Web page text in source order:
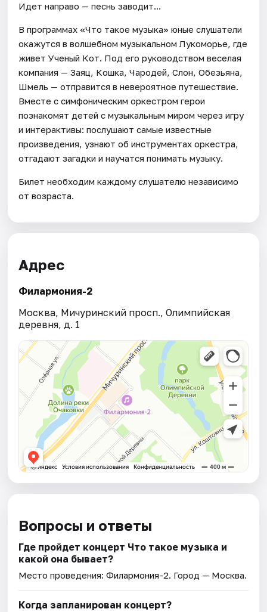
Идет направо — песнь заводит...
В программах «Что такое музыка» юные слушатели
окажутся в волшебном музыкальном Лукоморье, где
живет Ученый Кот. Под его руководством веселая
компания — Заяц, Кошка, Чародей, Слон, Обезьяна,
Шмель — отправится в невероятное путешествие.
Вместе с симфоническим оркестром герои
познакомят детей с музыкальным миром через игру
и интерактивы: послушают самые известные
произведения, узнают об инструментах оркестра,
отгадают загадки и научатся понимать музыку.
Билет необходим каждому слушателю независимо
от возраста.
Адрес
Филармония-2
Москва, Мичуринский просп., Олимпийская
деревня, д. 1
Вопросы и ответы
Где пройдет концерт Что такое музыка и
какой она бывает?
Место проведения:Филармония-2. Город — Москва.
Когда запланирован концерт?